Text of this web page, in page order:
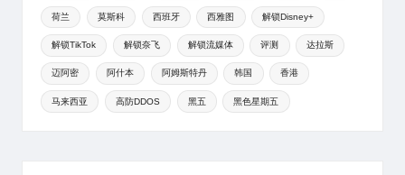
荷兰 莫斯科 西班牙 西雅图 解锁Disney+
解锁TikTok 解锁奈飞 解锁流媒体 评测 达拉斯
迈阿密 阿什本 阿姆斯特丹 韩国 香港
马来西亚 高防DDOS 黑五 黑色星期五